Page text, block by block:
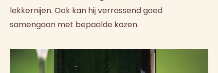
lekkernijen. Ook kan hij verrassend goed
samengaan met bepaalde kazen.